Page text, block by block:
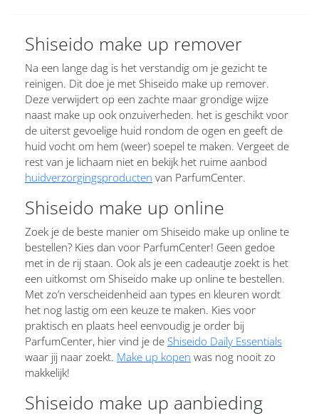
Shiseido make up remover
Na een lange dag is het verstandig om je gezicht te
reinigen. Dit doe je met Shiseido make up remover.
Deze verwijdert op een zachte maar grondige wijze
naast make up ook onzuiverheden. het is geschikt voor
de uiterst gevoelige huid rondom de ogen en geeft de
huid vocht om hem (weer) soepel te maken. Vergeet de
rest van je lichaam niet en bekijk het ruime aanbod
huidverzorgingsproducten van ParfumCenter.
Shiseido make up online
Zoek je de beste manier om Shiseido make up online te
bestellen? Kies dan voor ParfumCenter! Geen gedoe
met in de rij staan. Ook als je een cadeautje zoekt is het
een uitkomst om Shiseido make up online te bestellen.
Met zo’n verscheidenheid aan types en kleuren wordt
het nog lastig om een keuze te maken. Kies voor
praktisch en plaats heel eenvoudig je order bij
ParfumCenter, hier vind je de Shiseido Daily Essentials
waar jij naar zoekt. Make up kopen was nog nooit zo
makkelijk!
Shiseido make up aanbieding